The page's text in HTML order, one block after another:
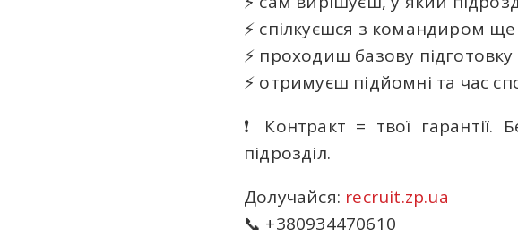
⚡️ спілкуєшся з командиром
⚡️ проходиш базову
⚡️ отримуєш підйомні та час
❗️ Контракт = твої
підрозділ.
Долучайся: recruit.zp.ua
📞 +380934470610